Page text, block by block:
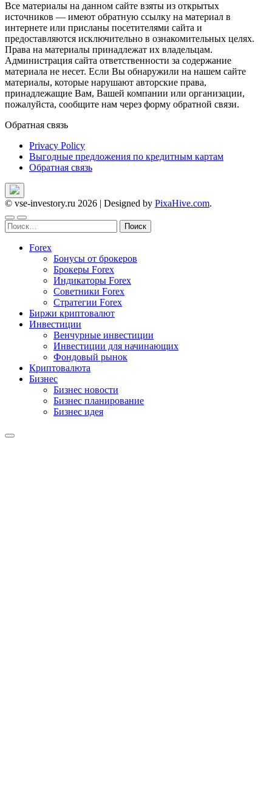
Все материалы на данном сайте взяты из открытых
источников — имеют обратную ссылку на материал в
интернете или присланы посетителями сайта и
предоставляются исключительно в ознакомительных целях.
Права на материалы принадлежат их владельцам.
Администрация сайта ответственности за содержание
материала не несет. Если Вы обнаружили на нашем сайте
материалы, которые нарушают авторские права,
принадлежащие Вам, Вашей компании или организации,
пожалуйста, сообщите нам через форму обратной связи.
Обратная связь
Privacy Policy
Выгодные предложения по кредитным картам
Обратная связь
© vse-investory.ru 2026 | Designed by PixaHive.com.
Найти:
Forex
Бонусы от брокеров
Брокеры Forex
Индикаторы Forex
Советники Forex
Стратегии Forex
Биржи криптовалют
Инвестиции
Венчурные инвестиции
Инвестиции для начинающих
Фондовый рынок
Криптовалюта
Бизнес
Бизнес новости
Бизнес планирование
Бизнес идея